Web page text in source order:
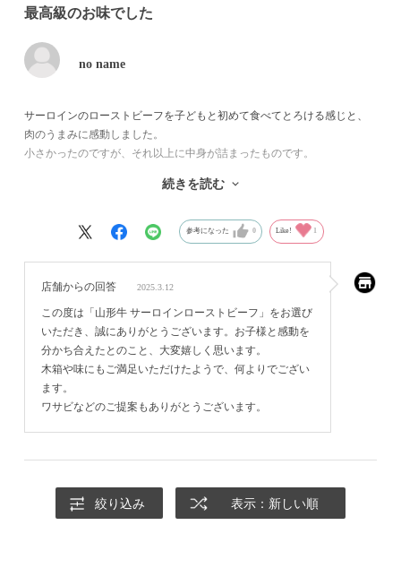
最高級のお味でした
no name
サーロインのローストビーフを子どもと初めて食べてとろける感じと、
肉のうまみに感動しました。
小さかったのですが、それ以上に中身が詰まったものです。
のがよいかと思います。
続きを読む
参考になった 0 Like!
店舗からの回答 2025.3.12
この度は「山形牛 サーロインローストビーフ」をお選び
いただき、誠にありがとうございます。お子様と感動を
分かち合えたとのこと、大変嬉しく思います。
木箱や味にもご満足いただけたようで、何よりでござい
ます。
ワサビなどのご提案もありがとうございます。
絞り込み 表示：新しい順